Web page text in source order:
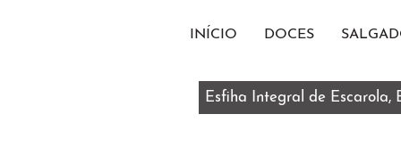
INÍCIO DOCES
Esfiha Integral de Escarola,